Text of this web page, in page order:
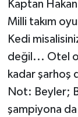
Kaptan
Milli takım
Kedi
değil... Otel
kadar şarhoş
Not: Beyler;
şampiyona da